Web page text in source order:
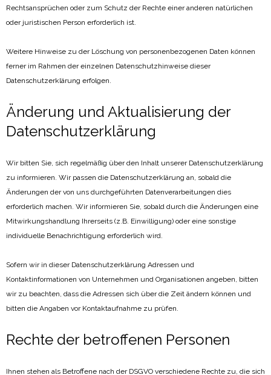
Rechtsansprüchen oder zum Schutz der Rechte einer anderen natürlichen
oder juristischen Person erforderlich ist.
Weitere Hinweise zu der Löschung von personenbezogenen Daten können
ferner im Rahmen der einzelnen Datenschutzhinweise dieser
Datenschutzerklärung erfolgen.
Änderung und Aktualisierung der
Datenschutzerklärung
Wir bitten Sie, sich regelmäßig über den Inhalt unserer Datenschutzerklärung
zu informieren. Wir passen die Datenschutzerklärung an, sobald die
Änderungen der von uns durchgeführten Datenverarbeitungen dies
erforderlich machen. Wir informieren Sie, sobald durch die Änderungen eine
Mitwirkungshandlung Ihrerseits (z.B. Einwilligung) oder eine sonstige
individuelle Benachrichtigung erforderlich wird.
Sofern wir in dieser Datenschutzerklärung Adressen und
Kontaktinformationen von Unternehmen und Organisationen angeben, bitten
wir zu beachten, dass die Adressen sich über die Zeit ändern können und
bitten die Angaben vor Kontaktaufnahme zu prüfen.
Rechte der betroffenen Personen
Ihnen stehen als Betroffene nach der DSGVO verschiedene Rechte zu, die sich